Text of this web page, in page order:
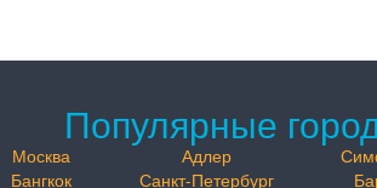
Популярные
Москва Адлер
Бангкок
Санкт-Петербург